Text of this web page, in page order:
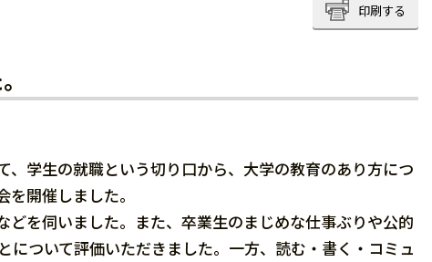
印刷する
学生の就職という切り口から、大学の教育のあり方につ
開催しました。
を伺いました。また、卒業生のまじめな仕事ぶりや公的
ついて評価いただきました。一方、読む・書く・コミュ